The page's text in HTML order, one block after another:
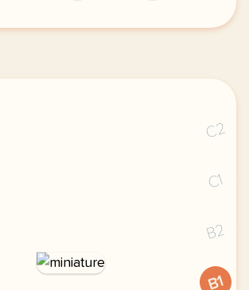
fiche de lecture pour ce
C2
C1
B2
B1